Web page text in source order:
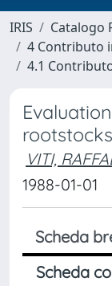
IRIS
Catalogo
4 Contributo
4.1
VITI,
1988-01-01
Scheda
Scheda